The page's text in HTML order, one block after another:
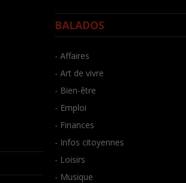
BALADOS
- Affaires
- Art de vivre
- Bien-être
- Emploi
- Finances
- Infos citoyennes
- Loisirs
- Musique